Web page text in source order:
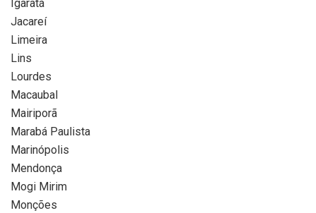
Igaratá
Jacareí
Limeira
Lins
Lourdes
Macaubal
Mairiporã
Marabá Paulista
Marinópolis
Mendonça
Mogi Mirim
Monções